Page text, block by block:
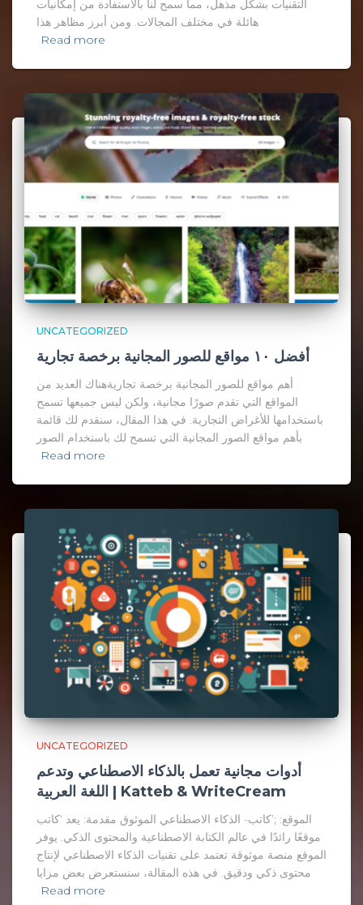
التقنيات بشكل مذهل، مما سمح لنا بالاستفادة من إمكانيات
هائلة في مختلف المجالات. ومن أبرز مظاهر هذا
Read more
UNCATEGORIZED
أفضل ١٠ مواقع للصور المجانية برخصة تجارية
أهم مواقع للصور المجانية برخصة تجاريةهناك العديد من
المواقع التي تقدم صورًا مجانية، ولكن ليس جميعها تسمح
باستخدامها للأغراض التجارية. في هذا المقال، سنقدم لك قائمة
بأهم مواقع الصور المجانية التي تسمح لك باستخدام الصور
Read more
UNCATEGORIZED
أدوات مجانية تعمل بالذكاء الاصطناعي وتدعم
اللغة العربية | Katteb & WriteCream
الموقع: ;’كاتب- الذكاء الاصطناعي الموثوق مقدمة: يعد ‘كاتب
موقعًا رائدًا في عالم الكتابة الاصطناعية والمحتوى الذكي. يوفر
الموقع منصة موثوقة تعتمد على تقنيات الذكاء الاصطناعي لإنتاج
محتوى ذكي ودقيق. في هذه المقالة، سنستعرض بعض مزايا
Read more